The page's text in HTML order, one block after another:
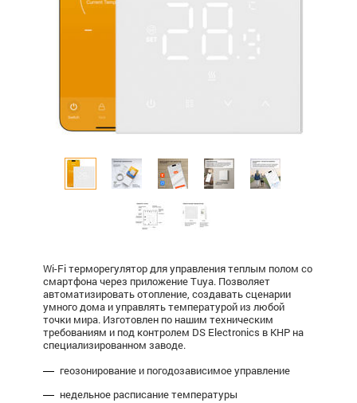
Wi-Fi терморегулятор для управления теплым полом со
смартфона через приложение Tuya. Позволяет
автоматизировать отопление, создавать сценарии
умного дома и управлять температурой из любой
точки мира. Изготовлен по нашим техническим
требованиям и под контролем DS Electronics в КНР на
специализированном заводе.
геозонирование и погодозависимое управление
недельное расписание температуры